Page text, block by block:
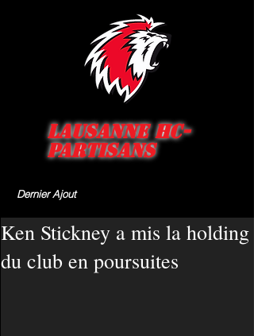
Lausanne HC-
Partisans
Dernier Ajout
Ken Stickney a mis la holding
du club en poursuites